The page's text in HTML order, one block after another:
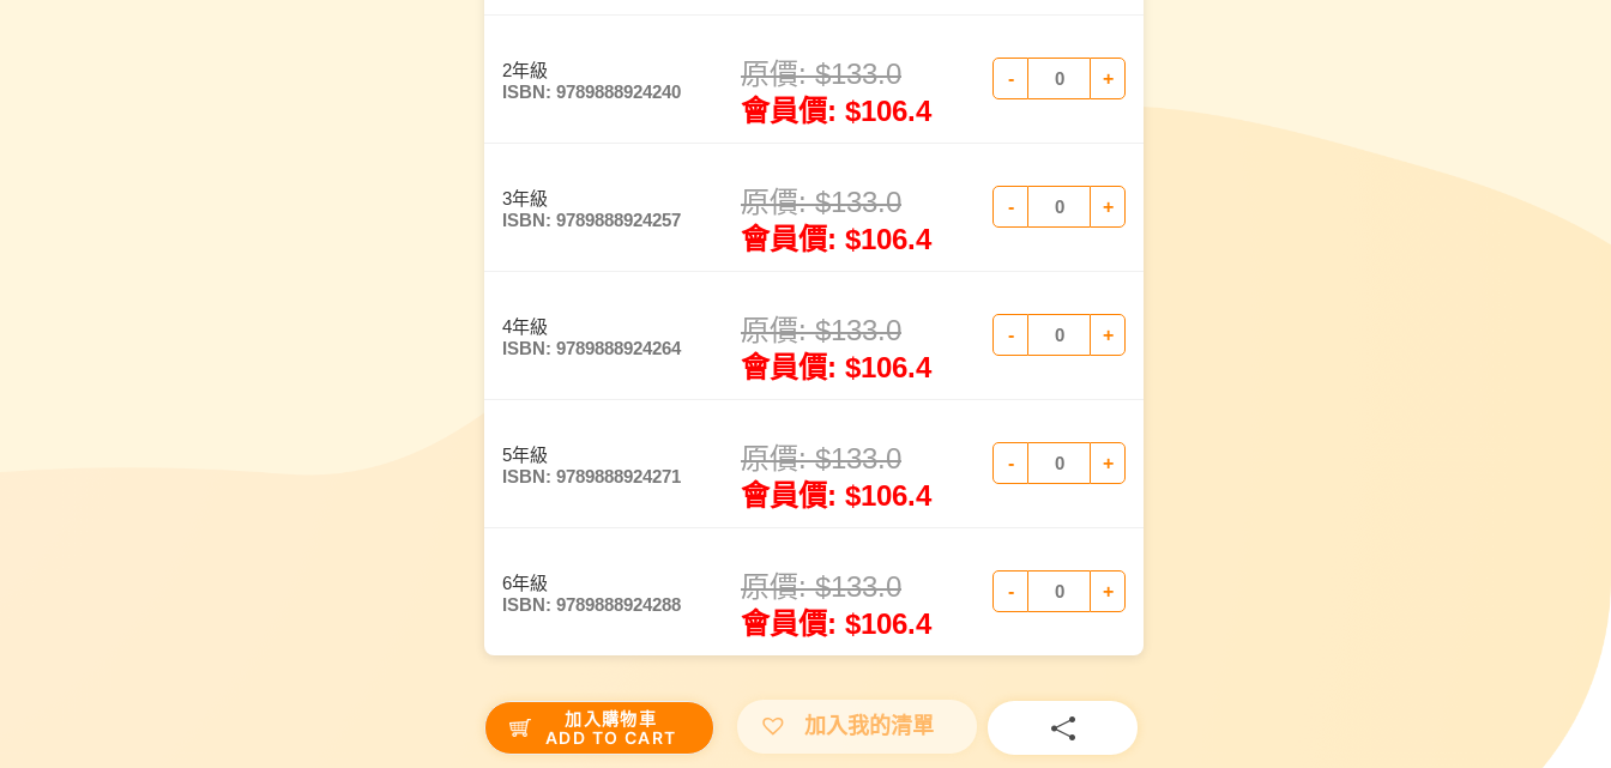
2年級
ISBN: 9789888924240
原價:$133.0
會員價: $106.4
- +
3年級
ISBN: 9789888924257
原價:$133.0
會員價: $106.4
- +
4年級
ISBN: 9789888924264
原價:$133.0
會員價: $106.4
- +
5年級
ISBN: 9789888924271
原價:$133.0
會員價: $106.4
- +
6年級
ISBN: 9789888924288
原價:$133.0
會員價: $106.4
- +
加入購物車
ADD TO CART
加入我的清單